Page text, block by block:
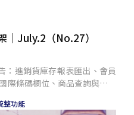
July.2（No.27）
進銷貨庫存報表匯出、會員
際條碼欄位、商品查詢與分類
整功能